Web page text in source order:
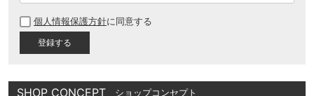
須
個人情報保護方針に同意する
SHOP CONCEPT ショップコンセプト